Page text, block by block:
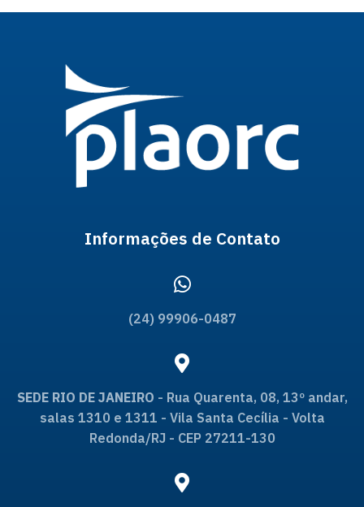
Informações de Contato
(24) 99906-0487
SEDE RIO DE JANEIRO - Rua Quarenta, 08, 13º andar,
salas 1310 e 1311 - Vila Santa Cecília - Volta
Redonda/RJ - CEP 27211-130